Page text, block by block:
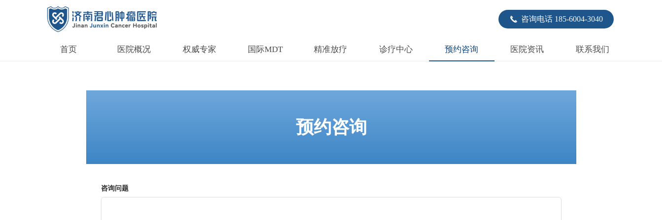
首页 医院概况 权威专家 国际MDT 精准放疗 诊疗中心 预约咨询 医院资讯 联系我们
끅 咨询电话 185-6004-3040
预约咨询
咨询问题